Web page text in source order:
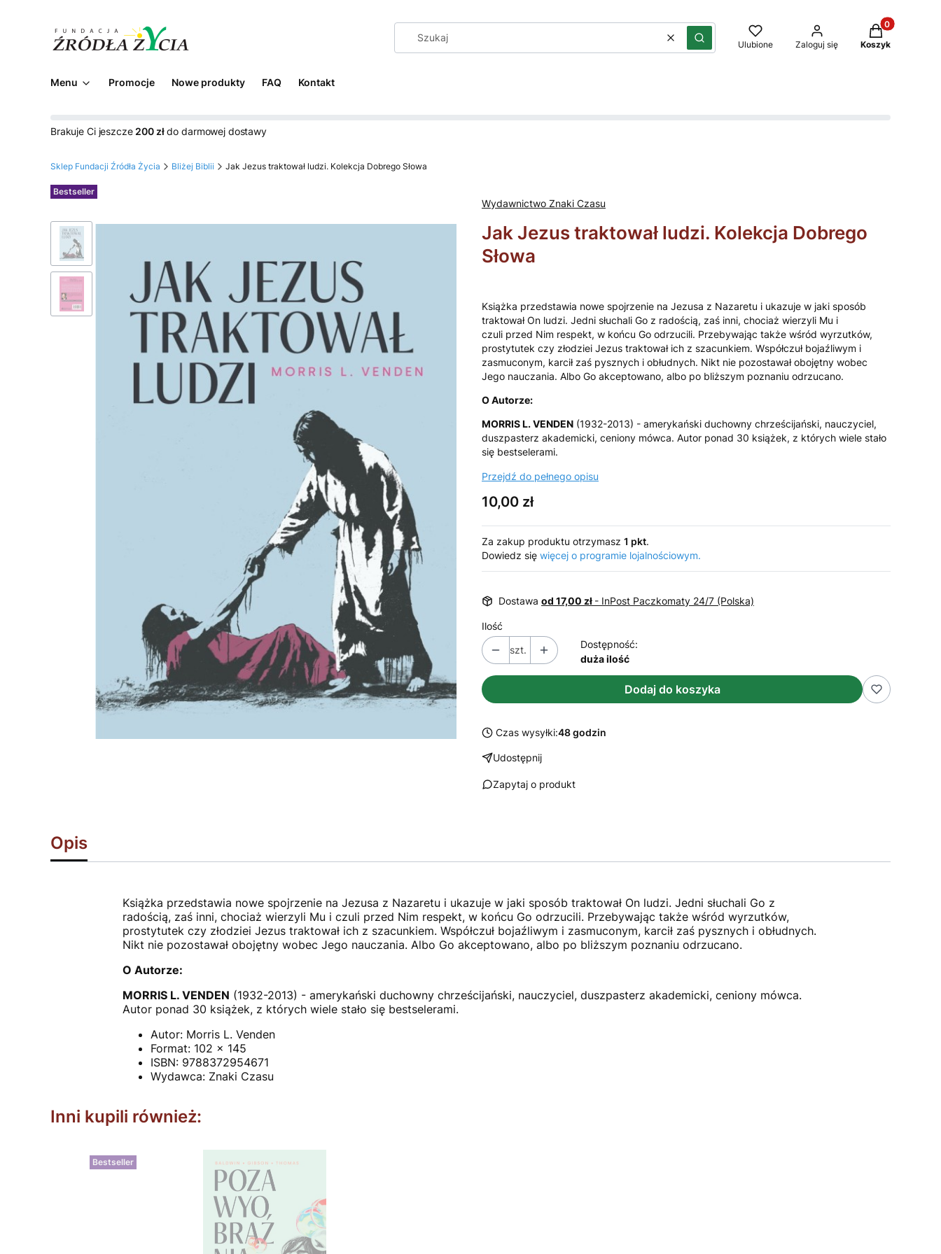
WyczyśćSzukaj Ulubione Zaloguj się
Produkty w
Koszyk
Menu Promocje Nowe produkty FAQ Kontakt
Brakuje Ci jeszcze 200 złdo darmowej dostawy
Sklep Fundacji Źródła Życia Bliżej Biblii Jak Jezus traktował ludzi. Kolekcja Dobrego Słowa
Etykiety
Bestseller
Wydawnictwo Znaki Czasu
Jak Jezus traktował ludzi. Kolekcja Dobrego
Słowa
Książka przedstawia nowe spojrzenie na Jezusa z Nazaretu i ukazuje w jaki sposób
traktował On ludzi. Jedni słuchali Go z radością, zaś inni, chociaż wierzyli Mu i
czuli przed Nim respekt, w końcu Go odrzucili. Przebywając także wśród wyrzutków,
prostytutek czy złodziei Jezus traktował ich z szacunkiem. Współczuł bojaźliwym i
zasmuconym, karcił zaś pysznych i obłudnych. Nikt nie pozostawał obojętny wobec
Jego nauczania. Albo Go akceptowano, albo po bliższym poznaniu odrzucano.
O Autorze:
MORRIS L. VENDEN (1932-2013) - amerykański duchowny chrześcijański, nauczyciel,
duszpasterz akademicki, ceniony mówca. Autor ponad 30 książek, z których wiele stało
się bestselerami.
Przejdź do pełnego opisu
Cena
10,00 zł
Za zakup produktu otrzymasz 1 pkt.
Dowiedz się więcej o programie lojalnościowym.
Dostawa od 17,00 zł - InPost Paczkomaty 24/7 (Polska)
Ilość
szt.
Dostępność:
duża ilość
Dodaj do koszyka
Czas wysyłki:48 godzin
Udostępnij
Zapytaj o produkt
Opis
Książka przedstawia nowe spojrzenie na Jezusa z Nazaretu i ukazuje w jaki sposób traktował On ludzi. Jedni słuchali Go z
radością, zaś inni, chociaż wierzyli Mu i czuli przed Nim respekt, w końcu Go odrzucili. Przebywając także wśród wyrzutków,
prostytutek czy złodziei Jezus traktował ich z szacunkiem. Współczuł bojaźliwym i zasmuconym, karcił zaś pysznych i obłudnych.
Nikt nie pozostawał obojętny wobec Jego nauczania. Albo Go akceptowano, albo po bliższym poznaniu odrzucano.
O Autorze:
MORRIS L. VENDEN (1932-2013) - amerykański duchowny chrześcijański, nauczyciel, duszpasterz akademicki, ceniony mówca.
Autor ponad 30 książek, z których wiele stało się bestselerami.
Autor: Morris L. Venden
Format: 102 x 145
ISBN: 9788372954671
Wydawca: Znaki Czasu
Inni kupili również:
Bestseller